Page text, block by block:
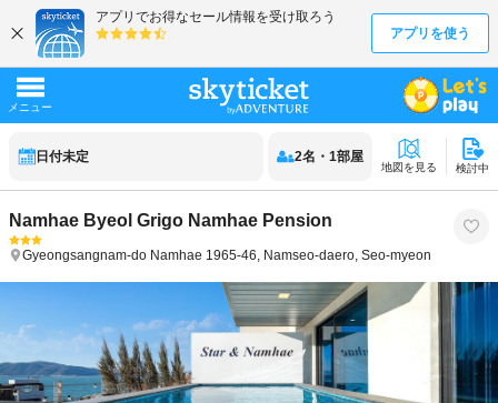
日付未定 2名 ・ 1部屋
地図を見る 検討中
Namhae Byeol Grigo Namhae Pension
Gyeongsangnam-do Namhae 1965-46, Namseo-daero, Seo-myeon